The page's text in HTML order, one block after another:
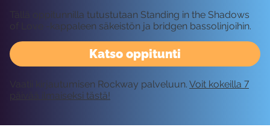
Katso oppitunti
Tällä oppitunnilla tutustutaan Standing in the Shadows
of Love -kappaleen säkeistön ja bridgen bassolinjoihin.
Vaatii kirjautumisen Rockway palveluun. Voit kokeilla 7
päivää ilmaiseksi tästä!